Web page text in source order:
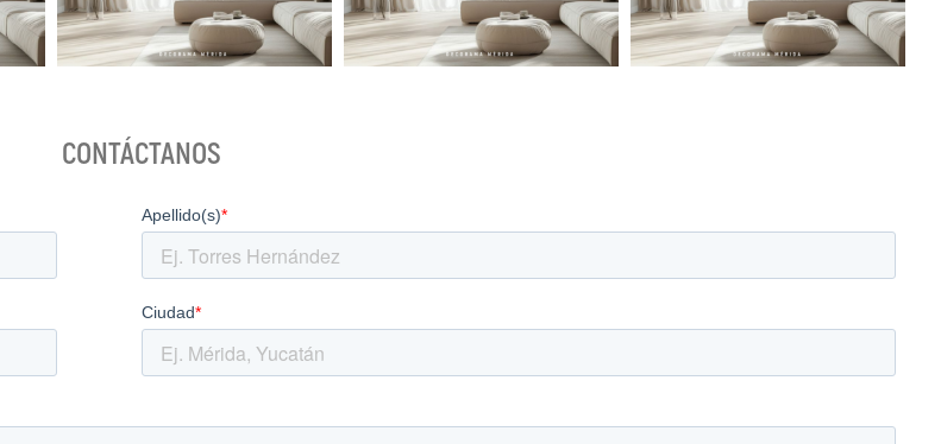
CONTÁCTANOS